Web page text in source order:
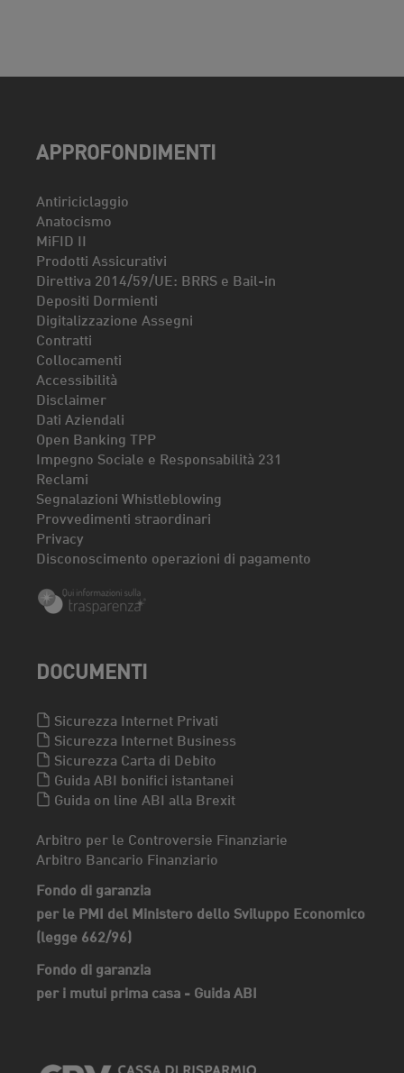
APPROFONDIMENTI
Antiriciclaggio
Anatocismo
MiFID II
Prodotti Assicurativi
Direttiva 2014/59/UE: BRRS e Bail-in
Depositi Dormienti
Digitalizzazione Assegni
Contratti
Collocamenti
Accessibilità
Disclaimer
Dati Aziendali
Open Banking TPP
Impegno Sociale e Responsabilità 231
Reclami
Segnalazioni Whistleblowing
Provvedimenti straordinari
Privacy
Disconoscimento operazioni di pagamento
DOCUMENTI
Sicurezza Internet Privati
Sicurezza Internet Business
Sicurezza Carta di Debito
Guida ABI bonifici istantanei
Guida on line ABI alla Brexit
Arbitro per le Controversie Finanziarie
Arbitro Bancario Finanziario
Fondo di garanzia
per le PMI del Ministero dello Sviluppo Economico
(legge 662/96)
Fondo di garanzia
per i mutui prima casa - Guida ABI